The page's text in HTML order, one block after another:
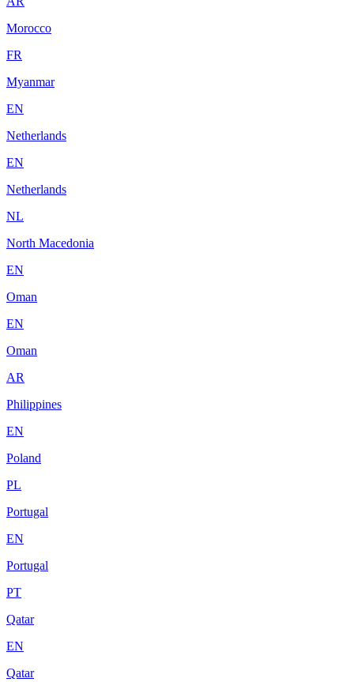
Morocco
FR
Myanmar
EN
Netherlands
EN
Netherlands
NL
North Macedonia
EN
Oman
EN
Oman
AR
Philippines
EN
Poland
PL
Portugal
EN
Portugal
PT
Qatar
EN
Qatar